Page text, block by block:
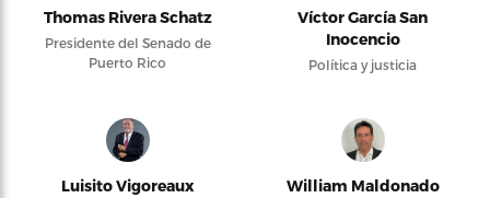
Thomas Rivera Schatz
Presidente del Senado de
Puerto Rico
Víctor García San
Inocencio
Política y justicia
Luisito Vigoreaux William Maldonado